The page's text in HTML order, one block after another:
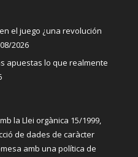
el juego ¿una revolución
2026
apuestas lo que realmente
la Llei orgànica 15/1999,
de dades de caràcter
amb una política de